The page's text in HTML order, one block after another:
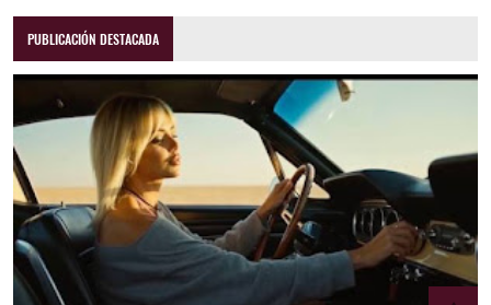
PUBLICACIÓN DESTACADA